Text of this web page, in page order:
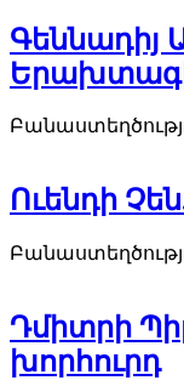
Գեննադիյ
Ուենդի
Դմիտրի
խորհուրդ